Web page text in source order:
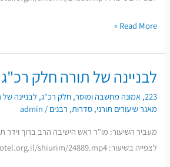
Read More »
לבניינה של תורה חלק רכ"ג
223
,אמונה מחשבה ומוסר,חלק רכ"ג,לבניינה
מאגר שיעורים תורני,סדרות, רבנים /
admin
מעביר השיעור: מו"ר ראש הישיבה הרב ברוך וידר
לצפייה בשיעור: http://files.hakotel.org.il/shiurim/24889.mp4
לבניינה
תורה
רכ"ג